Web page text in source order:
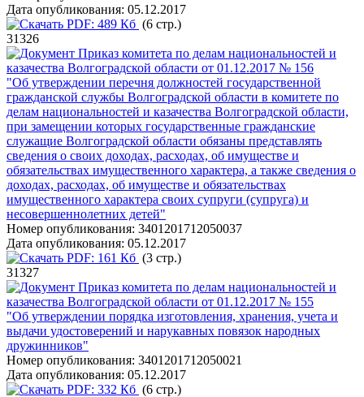
Дата опубликования: 05.12.2017
PDF: 489 Кб (6 стр.)
31326
Приказ комитета по делам национальностей и
казачества Волгоградской области от 01.12.2017 № 156
"Об утверждении перечня должностей государственной
гражданской службы Волгоградской области в комитете по
делам национальностей и казачества Волгоградской области,
при замещении которых государственные гражданские
служащие Волгоградской области обязаны представлять
сведения о своих доходах, расходах, об имуществе и
обязательствах имущественного характера, а также сведения о
доходах, расходах, об имуществе и обязательствах
имущественного характера своих супруги (супруга) и
несовершеннолетних детей"
Номер опубликования: 3401201712050037
Дата опубликования: 05.12.2017
PDF: 161 Кб (3 стр.)
31327
Приказ комитета по делам национальностей и
казачества Волгоградской области от 01.12.2017 № 155
"Об утверждении порядка изготовления, хранения, учета и
выдачи удостоверений и нарукавных повязок народных
дружинников"
Номер опубликования: 3401201712050021
Дата опубликования: 05.12.2017
PDF: 332 Кб (6 стр.)